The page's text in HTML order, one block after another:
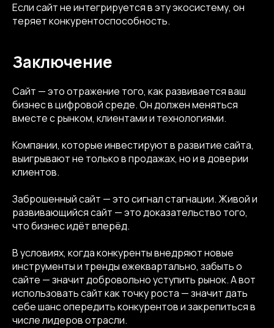
Если сайт не интегрируется в эту экосистему, он
теряет конкурентоспособность.
Заключение
Сайт — это отражение того, как развивается ваш
бизнес в цифровой среде. Он должен меняться
вместе с рынком, клиентами и технологиями.
Компании, которые инвестируют в развитие сайта,
выигрывают не только в продажах, но и в доверии
клиентов.
Заброшенный сайт — это сигнал стагнации. Живой и
развивающийся сайт — это доказательство того,
что бизнес идёт вперёд.
В условиях, когда конкуренты внедряют новые
инструменты и тренды ежеквартально, забыть о
сайте — значит добровольно уступить рынок. А вот
использовать сайт как точку роста — значит дать
себе шанс опередить конкурентов и закрепиться в
числе лидеров отрасли.
© 2013-2026, ООО «Компот»
Копирование материалов сайта запрещено
Вконтакте
Dprofile
Наши реквизиты